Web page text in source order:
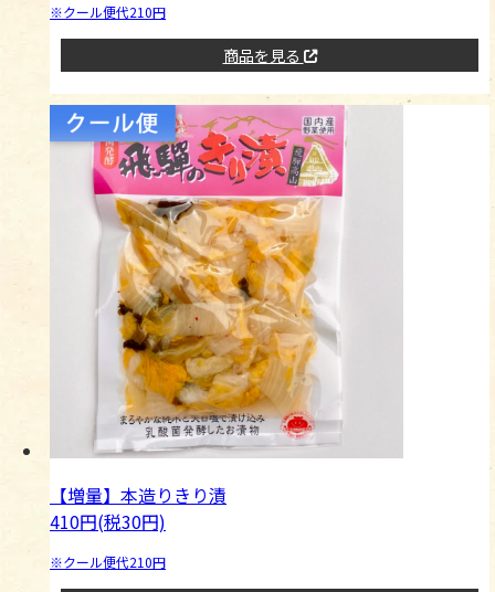
※クール便代210円
商品を見る
【増量】本造りきり漬
410円(税30円)
※クール便代210円